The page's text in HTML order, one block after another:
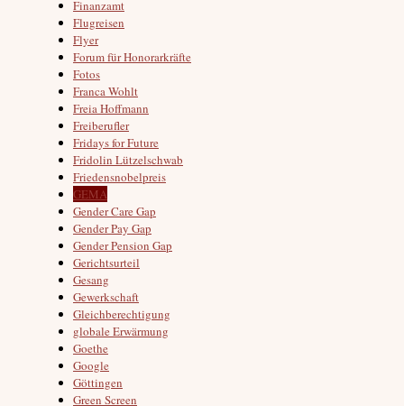
Finanzamt
Flugreisen
Flyer
Forum für Honorarkräfte
Fotos
Franca Wohlt
Freia Hoffmann
Freiberufler
Fridays for Future
Fridolin Lützelschwab
Friedensnobelpreis
GEMA
Gender Care Gap
Gender Pay Gap
Gender Pension Gap
Gerichtsurteil
Gesang
Gewerkschaft
Gleichberechtigung
globale Erwärmung
Goethe
Google
Göttingen
Green Screen